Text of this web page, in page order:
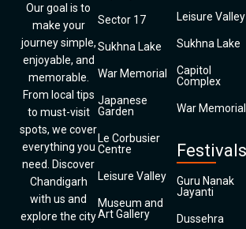
Our goal is to
make your
journey simple,
enjoyable, and
memorable.
From local tips
to must-visit
spots, we cover
everything you
need. Discover
Chandigarh
with us and
explore the city
Sector 17
Sukhna Lake
War Memorial
Japanese
Garden
Le Corbusier
Centre
Leisure Valley
Museum and
Art Gallery
Leisure Valley
Sukhna Lake
Capitol
Complex
War Memorial
Festivals
Guru Nanak
Jayanti
Dussehra